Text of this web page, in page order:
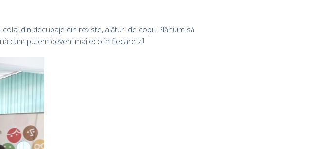
din decupaje din reviste, alături de copii. Plănuim să
cum putem deveni mai eco în fiecare zi!